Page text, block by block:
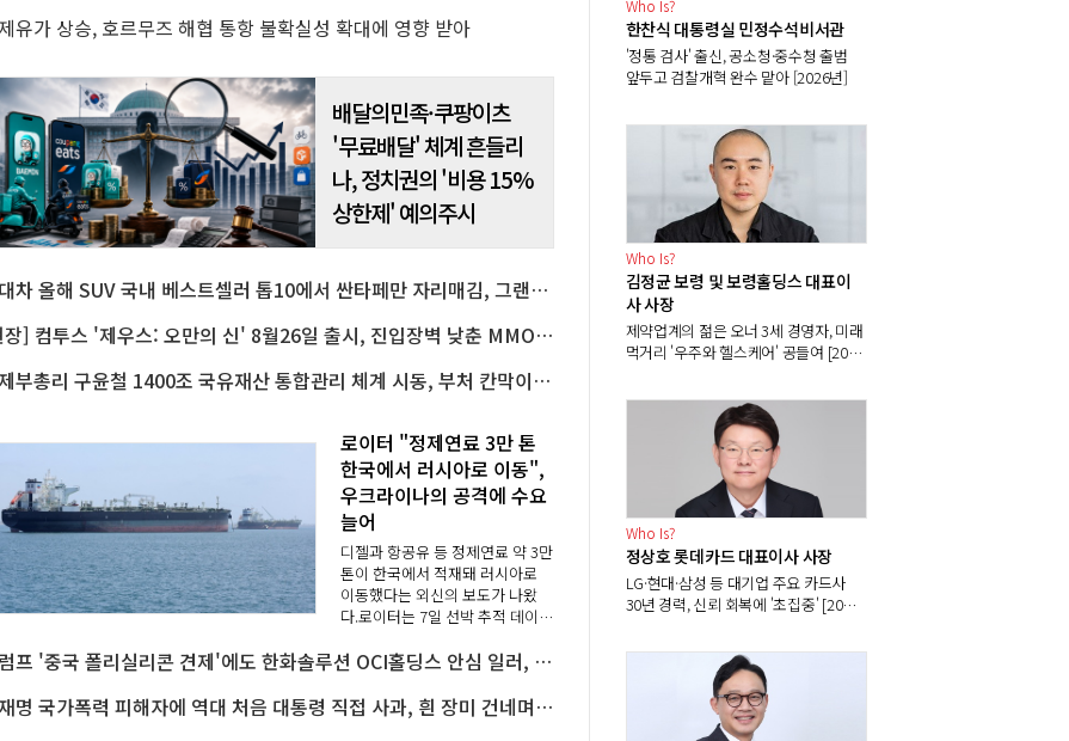
유가 상승, 호르무즈 해협 통항 불확실성 확대에 영향 받아
배달의민족·쿠팡이츠
'무료배달' 체계 흔들리
나, 정치권의 '비용 15%
상한제' 예의주시
현대차 올해 SUV 국내 베스트셀러 톱10에서 싼타페만 자리매김, 그랜저·아반떼 '세단 쌍끌이'로 내수 방어
[현장] 컴투스 '제우스: 오만의 신' 8월26일 출시, 진입장벽 낮춘 MMORPG 내걸어
경제부총리 구윤철 1400조 국유재산 통합관리 체계 시동, 부처 칸막이 넘을 조정력 시험대
로이터 "정제연료 3만 톤
한국에서 러시아로 이동",
우크라이나의 공격에 수요
늘어
디젤과 항공유 등 정제연료 약 3만
톤이 한국에서 적재돼 러시아로
이동했다는 외신의 보도가 나왔
다.로이터는 7일 선박 추적 데이터
한국에서 러시아로 약 3만 톤의 정
제연료가 운송됐다고 보도했다.울
산 컨테이너항의 ..
트럼프 '중국 폴리실리콘 견제'에도 한화솔루션 OCI홀딩스 안심 일러, 관세정책 뒤바뀔지 촉각
이재명 국가폭력 피해자에 역대 처음 대통령 직접 사과, 흰 장미 건네며 "책임엔 유효기간 없다"
Who Is?
한찬식 대통령실 민정수석비서관
'정통 검사' 출신, 공소청·중수청 출범
앞두고 검찰개혁 완수 맡아 [2026년]
Who Is?
김정균 보령 및 보령홀딩스 대표이
사 사장
제약업계의 젊은 오너 3세 경영자, 미래
먹거리 '우주와 헬스케어' 공들여 [2026
Who Is?
정상호 롯데카드 대표이사 사장
LG·현대·삼성 등 대기업 주요 카드사
30년 경력, 신뢰 회복에 '초집중' [2026